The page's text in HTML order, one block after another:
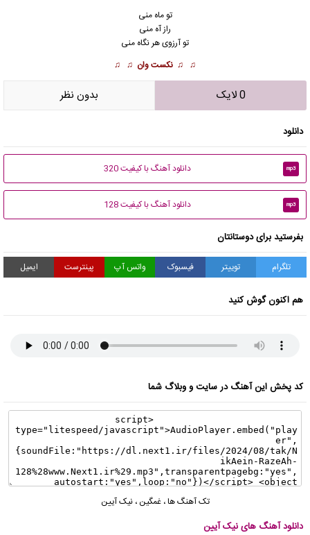
تو ماه منی
راز آه منی
تو آرزوی هر نگاه منی
♫ ♫ نکست وان ♫ ♫
0 لایک بدون نظر
دانلود
mp3 دانلود آهنگ با کیفیت 320
mp3 دانلود آهنگ با کیفیت 128
بفرستید برای دوستانتان
تلگرام توییتر فیسبوک واتس آپ پینترست ایمیل
هم اکنون گوش کنید
کد پخش این آهنگ در سایت و وبلاگ شما
تک آهنگ ها،غمگین ،نیک آیین
دانلود آهنگ های نیک آیین